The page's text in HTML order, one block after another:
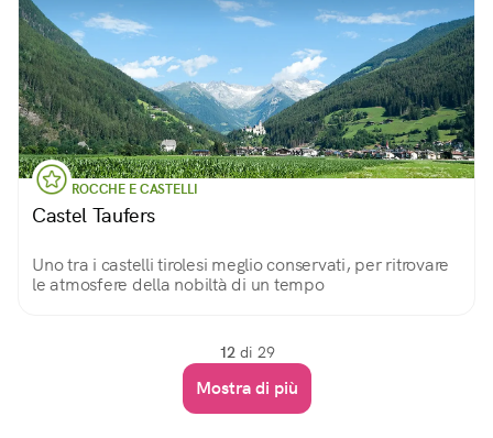
ROCCHE E CASTELLI
Castel Taufers
Uno tra i castelli tirolesi meglio conservati, per ritrovare
le atmosfere della nobiltà di un tempo
12 di 29
Mostra di più